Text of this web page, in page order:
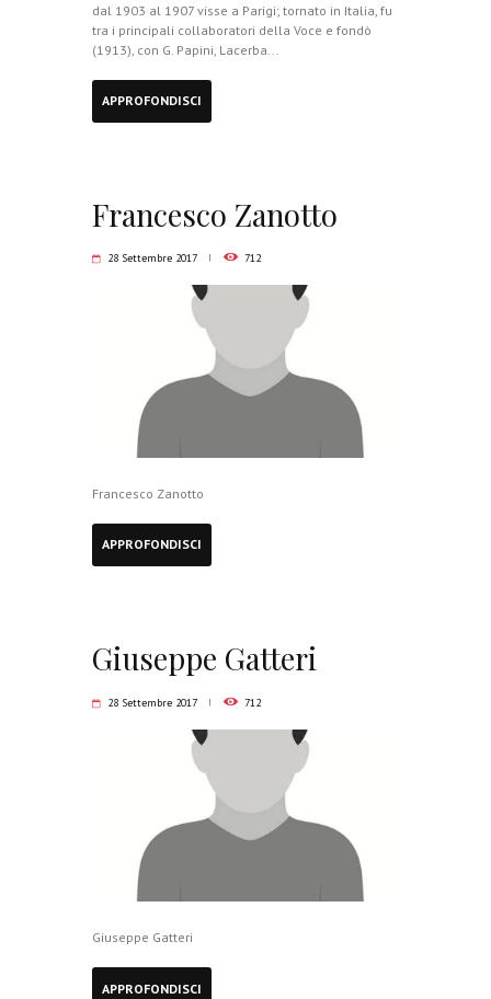
dal 1903 al 1907 visse a Parigi; tornato in Italia, fu
tra i principali collaboratori della Voce e fondò
(1913), con G. Papini, Lacerba...
APPROFONDISCI
Francesco Zanotto
28 Settembre 2017 712
Francesco Zanotto
APPROFONDISCI
Giuseppe Gatteri
28 Settembre 2017 712
Giuseppe Gatteri
APPROFONDISCI